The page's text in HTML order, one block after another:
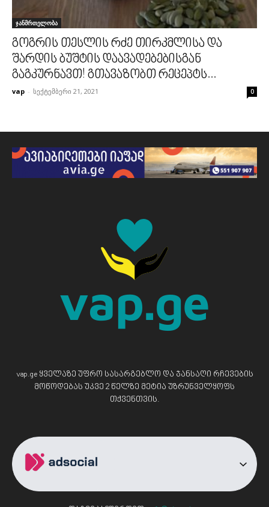
ჯანმრთელობა
გოგრის თესლის რძე თირკმლისა და
შარდის ბუშტის დაავადებებისგან
გაგკურნავთ! გთავაზობთ რეცეპტს...
vap - სექტემბერი 21, 2021 0
vap.ge ყველაზე უფრო სასარგებლო და ჯანსაღი რჩევების
მოწოდებას უკვე 2 წელზე მეტია უზრუნველყოფს
თქვენთვის.